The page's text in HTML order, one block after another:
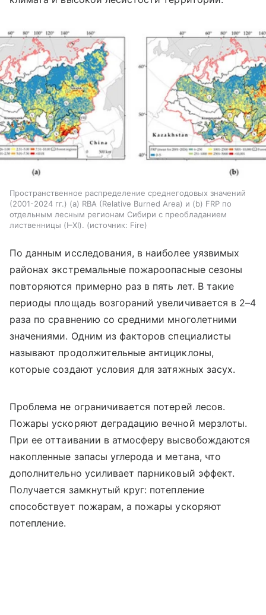
Пространственное распределение среднегодовых значений
(2001-2024 гг.) (а) RBA (Relative Burned Area) и (b) FRP по
отдельным лесным регионам Сибири с преобладанием
лиственницы (I–XI).
источник: Fire
По данным исследования, в наиболее уязвимых
районах экстремальные пожароопасные сезоны
повторяются примерно раз в пять лет. В такие
периоды площадь возгораний увеличивается в 2–4
раза по сравнению со средними многолетними
значениями. Одним из факторов специалисты
называют продолжительные антициклоны,
которые создают условия для затяжных засух.
Проблема не ограничивается потерей лесов.
Пожары ускоряют деградацию вечной мерзлоты.
При ее оттаивании в атмосферу высвобождаются
накопленные запасы углерода и метана, что
дополнительно усиливает парниковый эффект.
Получается замкнутый круг: потепление
способствует пожарам, а пожары ускоряют
потепление.